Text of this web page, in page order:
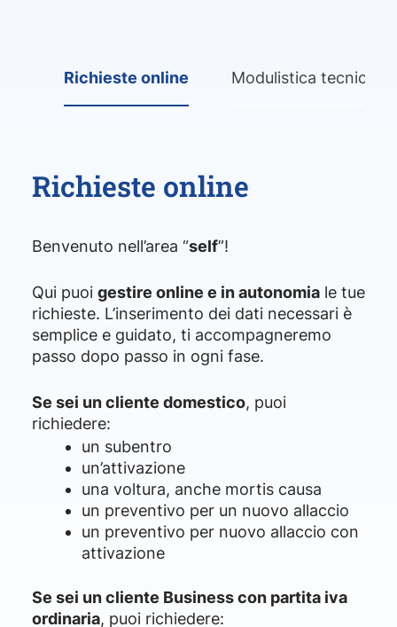
Richieste online Modulistica tecnico-
Richieste online
Benvenuto nell’area “self”!
Qui puoi gestire online e in autonomia le tue
richieste. L’inserimento dei dati necessari è
semplice e guidato, ti accompagneremo
passo dopo passo in ogni fase.
Se sei un cliente domestico, puoi
richiedere:
un subentro
un’attivazione
una voltura, anche mortis causa
un preventivo per un nuovo allaccio
un preventivo per nuovo allaccio con
attivazione
Se sei un cliente Business con partita iva
ordinaria, puoi richiedere: